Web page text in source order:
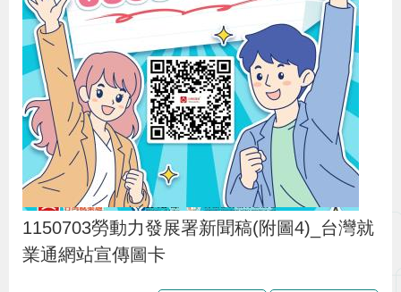
1150703勞動力發展署新聞稿(附圖4)_台灣就
業通網站宣傳圖卡